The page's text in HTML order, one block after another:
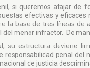
si queremos atajar de
efectivas y
la base de tres líneas de
menor infractor. De
su estructura deviene
responsabilidad penal
de justicia